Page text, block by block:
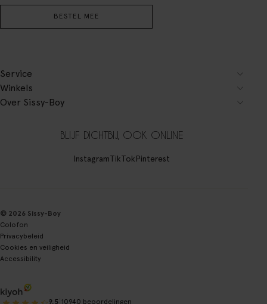
BESTEL MEE
Service
Winkels
Over Sissy-Boy
BLIJF DICHTBIJ, OOK ONLINE
InstagramTikTokPinterest
© 2026 Sissy-Boy
Colofon
Privacybeleid
Cookies en veiligheid
Accessibility
9.5 10940 beoordelingen